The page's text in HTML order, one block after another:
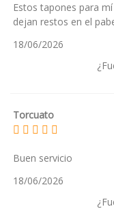
Estos tapones para
dejan restos en el
18/06/2026
Torcuato
Buen servicio
18/06/2026